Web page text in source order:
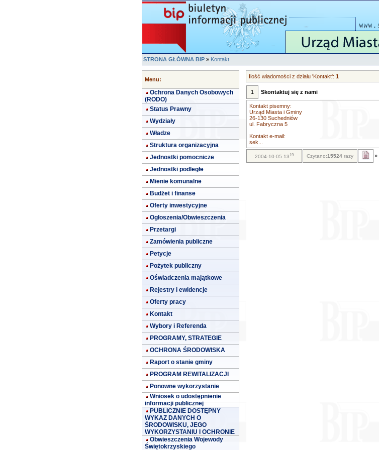
STRONA GŁÓWNA BIP»Kontakt
Menu:
Ochrona Danych Osobowych
(RODO)
Status Prawny
Wydziały
Władze
Struktura organizacyjna
Jednostki pomocnicze
Jednostki podległe
Mienie komunalne
Budżet i finanse
Oferty inwestycyjne
Ogłoszenia/Obwieszczenia
Przetargi
Zamówienia publiczne
Petycje
Pożytek publiczny
Oświadczenia majątkowe
Rejestry i ewidencje
Oferty pracy
Kontakt
Wybory i Referenda
PROGRAMY, STRATEGIE
OCHRONA ŚRODOWISKA
Raport o stanie gminy
PROGRAM REWITALIZACJI
Ponowne wykorzystanie
Wniosek o udostępnienie
informacji publicznej
PUBLICZNIE DOSTĘPNY
WYKAZ DANYCH O
ŚRODOWISKU, JEGO
WYKORZYSTANIU I OCHRONIE
Obwieszczenia Wojewody
Świętokrzyskiego
Ilość wiadomości z działu 'Kontakt': 1
1 Skontaktuj się z nami
Kontakt pisemny:
Urząd Miasta i Gminy
26-130 Suchedniów
ul. Fabryczna 5
Kontakt e-mail:
sek...
2004-10-05 1319 Czytano:15524razy »